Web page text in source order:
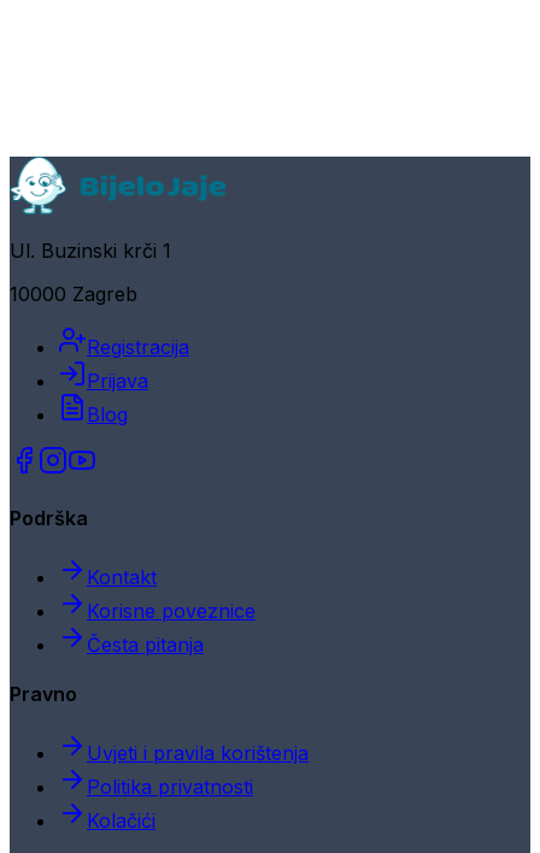
Ul. Buzinski krči 1
10000 Zagreb
Registracija
Prijava
Blog
Podrška
Kontakt
Korisne poveznice
Česta pitanja
Pravno
Uvjeti i pravila korištenja
Politika privatnosti
Kolačići